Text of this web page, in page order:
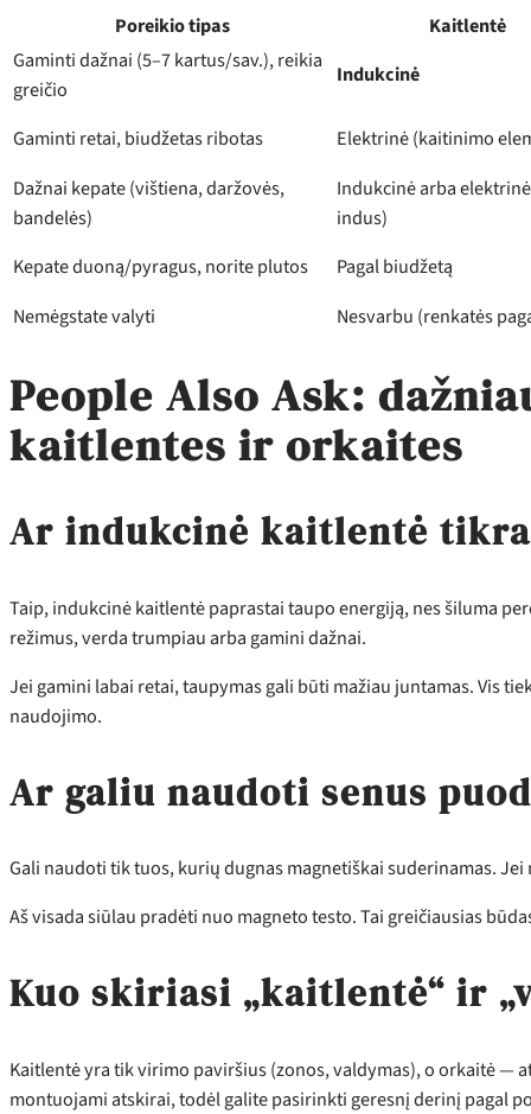
Poreikio tipas
Kaitlentė
Gaminti dažnai (5–7 kartus/sav.), reikia
greičio
Indukcinė
Gaminti retai, biudžetas ribotas
Elektrinė (kaitinimo
Dažnai kepate (vištiena, daržovės,
bandelės)
Indukcinė arba
indus)
Kepate duoną/pyragus, norite plutos
Pagal biudžetą
Nemėgstate valyti
Nesvarbu (renkatės
People Also Ask:
kaitlentes ir orkaites
Ar indukcinė kaitlentė
Taip, indukcinė kaitlentė paprastai taupo energiją, nes šiluma
režimus, verda trumpiau arba gamini dažnai.
Jei gamini labai retai, taupymas gali būti mažiau juntamas. Vis
naudojimo.
Ar galiu naudoti senus
Gali naudoti tik tuos, kurių dugnas magnetiškai suderinamas.
Aš visada siūlau pradėti nuo magneto testo. Tai greičiausias
Kuo skiriasi „kaitlentė“ ir
Kaitlentė yra tik virimo paviršius (zonos, valdymas), o orkaitė
montuojami atskirai, todėl galite pasirinkti geresnį derinį pagal